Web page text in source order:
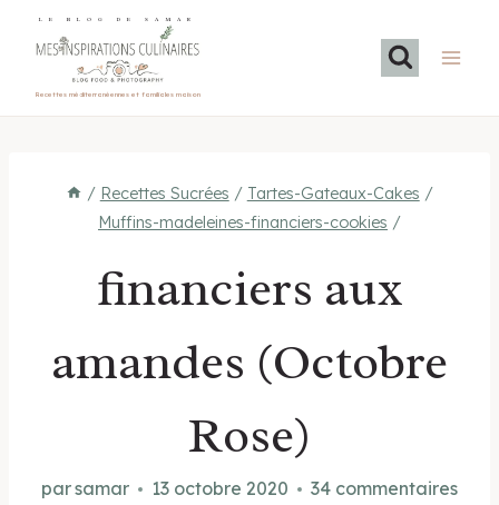
LE BLOG DE SAMAR
Recettes méditerranéennes et familiales maison
/ Recettes Sucrées / Tartes-Gateaux-Cakes /
Muffins-madeleines-financiers-cookies /
financiers aux
amandes (Octobre
Rose)
parsamar 13 octobre 2020 34 commentaires